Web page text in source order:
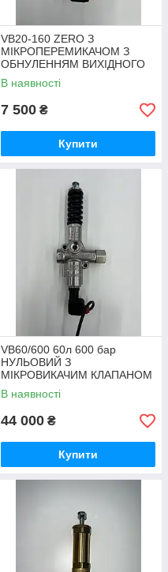
VB20-160 ZERO З
МІКРОПЕРЕМИКАЧОМ З
ОБНУЛЕННЯМ ВИХІДНОГО
ТИСКУ, В БАЙПАСІ
В наявності
7 500 ₴
Купити
VB60/600 60л 600 бар
НУЛЬОВИЙ З
МІКРОВИКАЧИМ КЛАПАНОМ
З ОБНУЛЕНИМ ВИХІДНИМ
ТИСКОМ, В БАЙПАСІ
В наявності
44 000 ₴
Купити